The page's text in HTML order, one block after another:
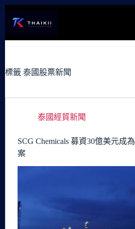
容
標籤 泰國股票新聞
泰國經貿新聞
SCG Chemicals 募資30億美元成
案